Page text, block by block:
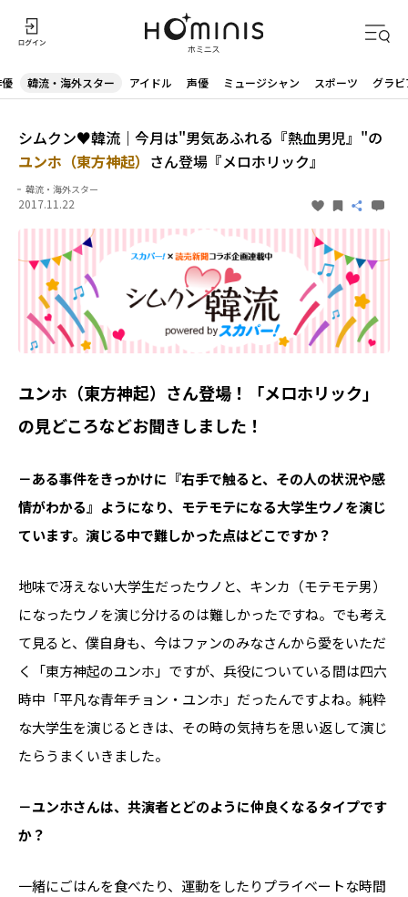
韓流・海外スター アイドル 声優 ミュージシャン スポーツ グラビ
シムクン♥韓流｜今月は"男気あふれる『熱血男児』"の
ユンホ（東方神起） さん登場『メロホリック』
韓流・海外スター
2017.11.22
ユンホ（東方神起）さん登場！「メロホリック」
の見どころなどお聞きしました！
－ある事件をきっかけに『右手で触ると、その人の状況や感
情がわかる』ようになり、モテモテになる大学生ウノを演じ
ています。演じる中で難しかった点はどこですか？
地味で冴えない大学生だったウノと、キンカ（モテモテ男）
になったウノを演じ分けるのは難しかったですね。でも考え
て見ると、僕自身も、今はファンのみなさんから愛をいただ
く「東方神起のユンホ」ですが、兵役についている間は四六
時中「平凡な青年チョン・ユンホ」だったんですよね。純粋
な大学生を演じるときは、その時の気持ちを思い返して演じ
たらうまくいきました。
－ユンホさんは、共演者とどのように仲良くなるタイプです
か？
一緒にごはんを食べたり、運動をしたりプライベートな時間